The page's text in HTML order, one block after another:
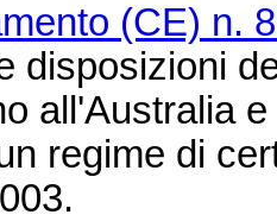
(CE) n.
disposizioni
all'Australia
regime di